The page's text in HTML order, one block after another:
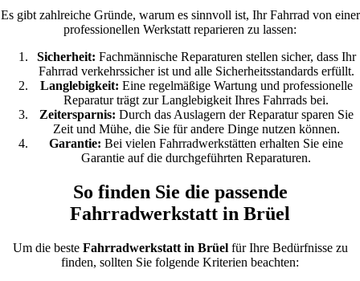
Es gibt zahlreiche Gründe, warum es sinnvoll ist, Ihr Fahrrad von einer
professionellen Werkstatt reparieren zu lassen:
Sicherheit: Fachmännische Reparaturen stellen sicher, dass Ihr
Fahrrad verkehrssicher ist und alle Sicherheitsstandards erfüllt.
Langlebigkeit: Eine regelmäßige Wartung und professionelle
Reparatur trägt zur Langlebigkeit Ihres Fahrrads bei.
Zeitersparnis: Durch das Auslagern der Reparatur sparen Sie
Zeit und Mühe, die Sie für andere Dinge nutzen können.
Garantie: Bei vielen Fahrradwerkstätten erhalten Sie eine
Garantie auf die durchgeführten Reparaturen.
So finden Sie die passende
Fahrradwerkstatt in Brüel
Um die beste Fahrradwerkstatt in Brüelfür Ihre Bedürfnisse zu
finden, sollten Sie folgende Kriterien beachten: